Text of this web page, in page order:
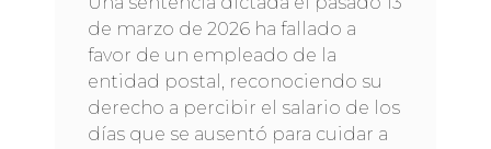
de marzo de 2026 ha fallado a
favor de un empleado de la
entidad postal, reconociendo su
derecho a percibir el salario de los
días que se ausentó para cuidar a